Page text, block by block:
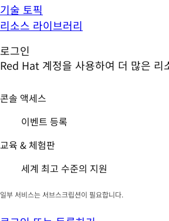
기술 토픽
리소스 라이브러리
로그인
Red Hat 계정을 사용하여 더 많은 리
콘솔 액세스
이벤트 등록
교육 & 체험판
세계 최고 수준의 지원
일부 서비스는 서브스크립션이 필요합니다.